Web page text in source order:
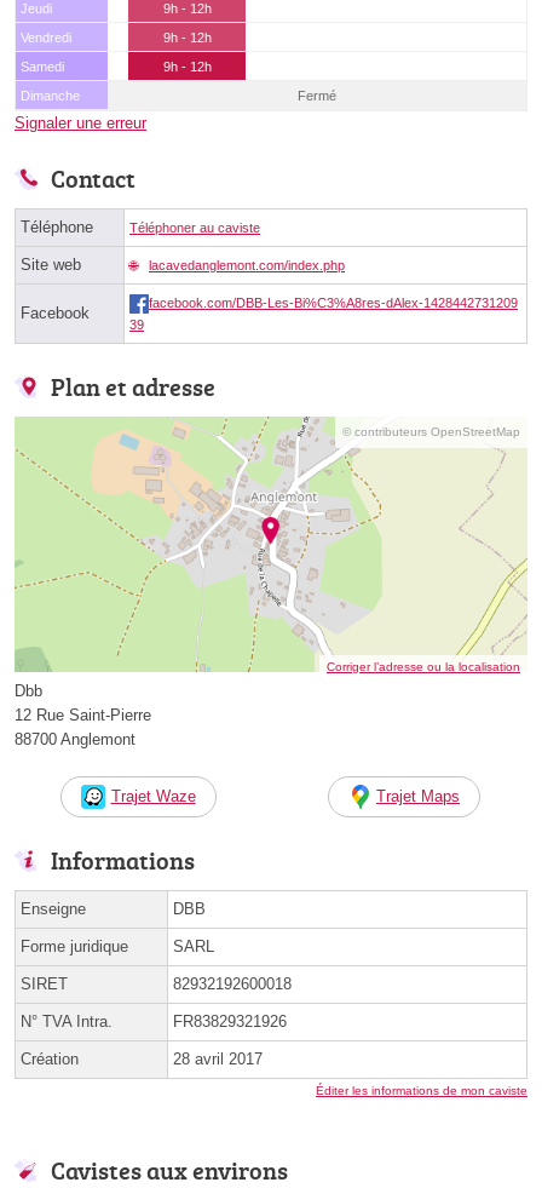
Jeudi
9h - 12h
Vendredi
9h - 12h
Samedi
9h - 12h
Dimanche
Fermé
Signaler une erreur
Contact
Téléphone Téléphoner au caviste
Site web lacavedanglemont.com/index.php
Facebook
facebook.com/DBB-Les-Bi%C3%A8res-dAlex-1428442731209
39
Plan et adresse
© contributeurs OpenStreetMap
Corriger l’adresse ou la localisation
Dbb
12 Rue Saint-Pierre
88700 Anglemont
Trajet Waze Trajet Maps
Informations
Enseigne DBB
Forme juridique SARL
SIRET 82932192600018
N° TVA Intra. FR83829321926
Création 28 avril 2017
Éditer les informations de mon caviste
Cavistes aux environs